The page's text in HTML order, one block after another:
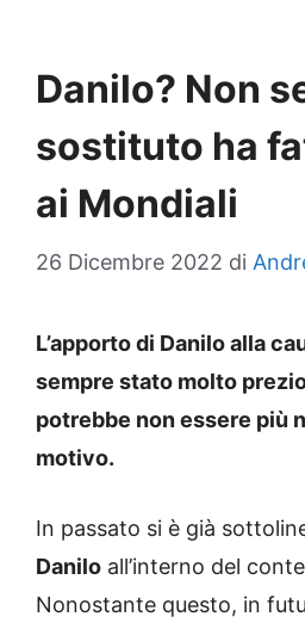
Danilo? Non
sostituto ha
ai Mondiali
26 Dicembre 2022 di
L’apporto di Danilo alla
sempre stato molto
potrebbe non essere più
motivo.
In passato si è già
Danilo all’interno del
Nonostante questo, in